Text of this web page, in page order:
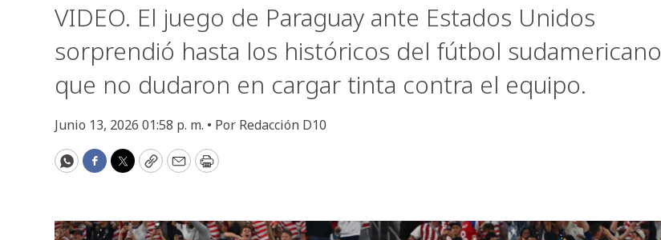
VIDEO. El juego de Paraguay ante Estados Unidos
sorprendió hasta los históricos del fútbol sudamericano
que no dudaron en cargar tinta contra el equipo.
Junio 13, 2026 01:58 p. m. • Por Redacción D10
WhatsApp
Facebook
Twitter
CopyEmailPrint